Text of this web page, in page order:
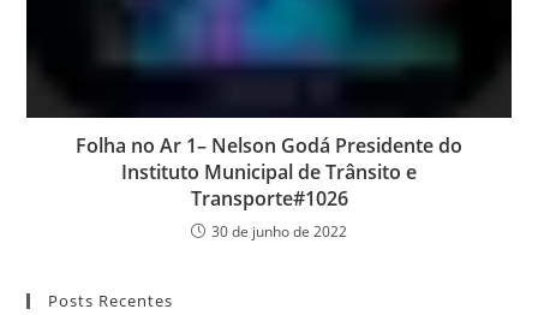
Folha no Ar 1– Nelson Godá Presidente do
Instituto Municipal de Trânsito e
Transporte#1026
30 de junho de 2022
Posts Recentes